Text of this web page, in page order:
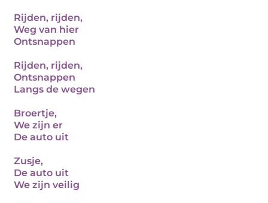
Rijden, rijden,
Weg van hier
Ontsnappen
Rijden, rijden,
Ontsnappen
Langs de wegen
Broertje,
We zijn er
De auto uit
Zusje,
De auto uit
We zijn veilig